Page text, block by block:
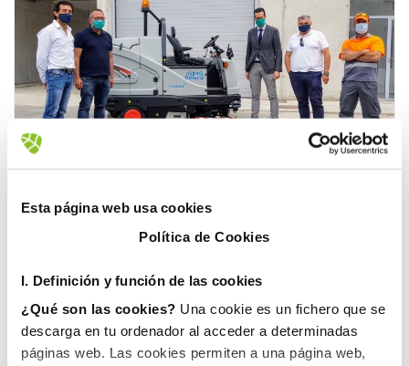
Esta página web usa cookies
Política de Cookies
I. Definición y función de las cookies
¿Qué son las cookies? Una cookie es un fichero que se
descarga en tu ordenador al acceder a determinadas
páginas web. Las cookies permiten a una página web,
FOBESA LIMPIEZA MEDIOAMBIENTE
FOBESA REFUERZA LAS
LABORES DE DESINFECCIÓN
Y LIMPIEZA EN ELDA
La compañía de Grupo Gimeno amplía sus